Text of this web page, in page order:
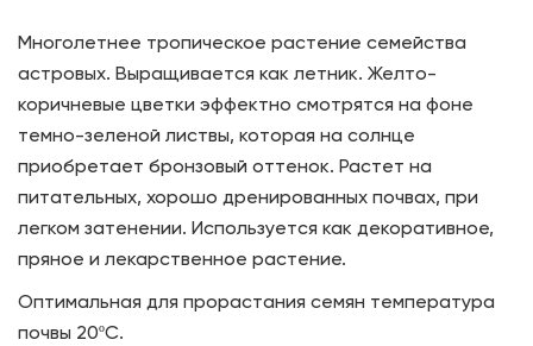
Многолетнее тропическое растение семейства
астровых. Выращивается как летник. Желто-
коричневые цветки эффектно смотрятся на фоне
темно-зеленой листвы, которая на солнце
приобретает бронзовый оттенок. Растет на
питательных, хорошо дренированных почвах, при
легком затенении. Используется как декоративное,
пряное и лекарственное растение.
Оптимальная для прорастания семян температура
почвы 20ºС.